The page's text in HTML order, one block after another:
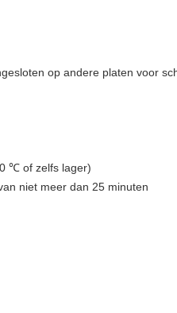
op andere platen voor
℃ of zelfs lager)
niet meer dan 25 minuten